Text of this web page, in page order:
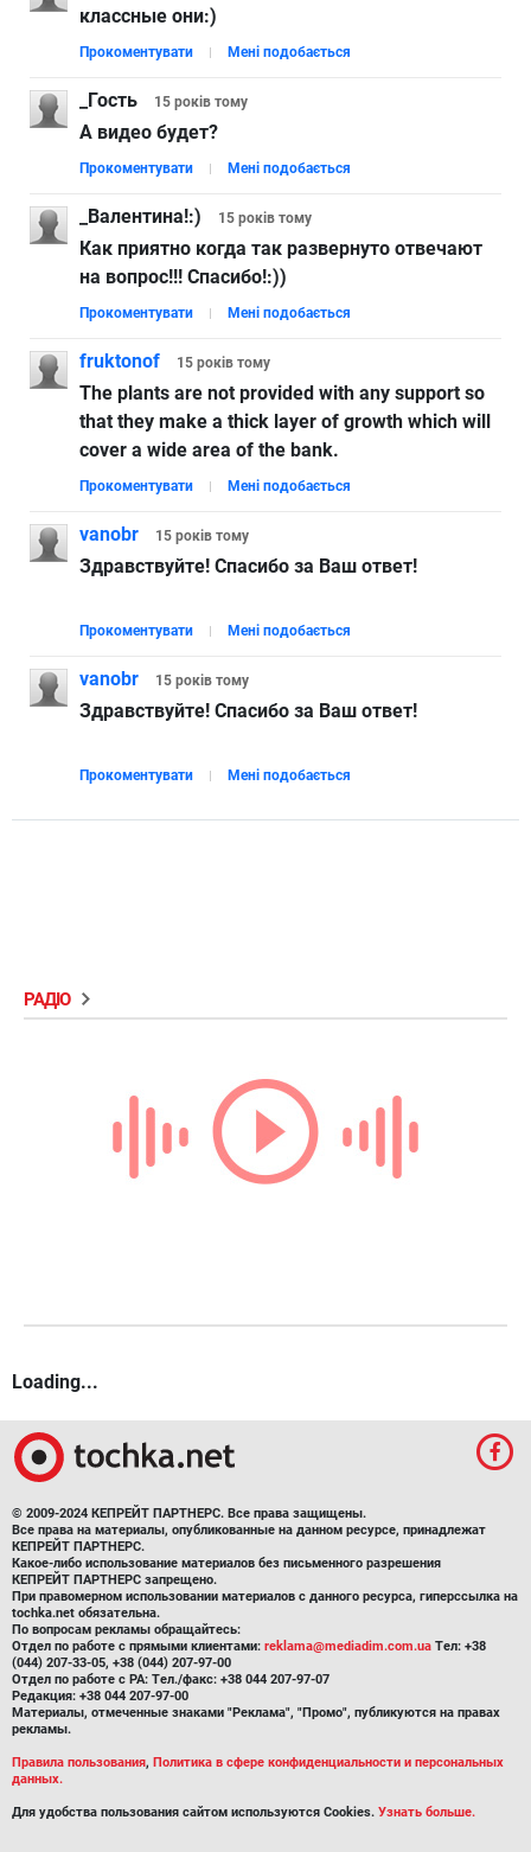
классные они:)
Прокоментувати Мені подобається
_Гость 15 років тому
А видео будет?
Прокоментувати Мені подобається
_Валентина!:) 15 років тому
Как приятно когда так развернуто отвечают
на вопрос!!! Спасибо!:))
Прокоментувати Мені подобається
fruktonof 15 років тому
The plants are not provided with any support so
that they make a thick layer of growth which will
cover a wide area of the bank.
Прокоментувати Мені подобається
vanobr 15 років тому
Здравствуйте! Спасибо за Ваш ответ!
Прокоментувати Мені подобається
vanobr 15 років тому
Здравствуйте! Спасибо за Ваш ответ!
Прокоментувати Мені подобається
РАДІО
Loading...
© 2009-2024 КЕПРЕЙТ ПАРТНЕРС. Все права защищены.
Все права на материалы, опубликованные на данном ресурсе, принадлежат
КЕПРЕЙТ ПАРТНЕРС.
Какое-либо использование материалов без письменного разрешения
КЕПРЕЙТ ПАРТНЕРС запрещено.
При правомерном использовании материалов с данного ресурса, гиперссылка на
tochka.net обязательна.
По вопросам рекламы обращайтесь:
Отдел по работе с прямыми клиентами: reklama@mediadim.com.ua Тел: +38
(044) 207-33-05, +38 (044) 207-97-00
Отдел по работе с РА: Тел./факс: +38 044 207-97-07
Редакция: +38 044 207-97-00
Материалы, отмеченные знаками "Реклама", "Промо", публикуются на правах
рекламы.
Правила пользования, Политика в сфере конфиденциальности и персональных
данных.
Для удобства пользования сайтом используются Cookies. Узнать больше.